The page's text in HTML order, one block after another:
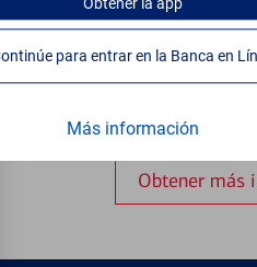
Obtenerla app
Continúe para
Más información
Extraviar una tarjeta es más
embargo, puede bloquear y
tarjeta de débito para
Obtener más